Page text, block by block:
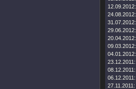
12.09.2012:
24.08.2012:
31.07.2012:
29.06.2012:
20.04.2012:
09.03.2012:
04.01.2012:
23.12.2011:
08.12.2011:
06.12.2011:
27.11.2011: